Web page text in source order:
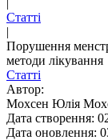
Статті
|
Порушення
методи лікування
Статті
Автор:
Мохсен Юлія
Дата створення:
Дата оновлення: